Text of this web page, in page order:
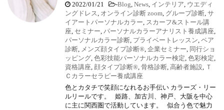
2022/01/21 -Blog, News, インテリア, ウエディ
ングドレス, オンライン診断 zoom, グループ診断, サ
イアートパーソナルカラー, スカーフ&ストール講
座, セミナー, パーソナルカラーアナリスト養成講座,
パーソナルカラー診断, プライベートレッスン, ペア
診断, メンズ顔タイプ診断®, 企業セミナー, 同行ショ
ッピング, 色彩技能パーソナルカラー検定, 色彩検定,
資格講座, 顔タイプ診断®, 骨格診断, 高齢者施設, Ｔ
Ｃカラーセラピー養成講座
色とカタチで笑顔になれるお手伝い カラーズ・リー
ルリールです。 姫路、加古川、神戸、大阪を中心
に主に関西圏で活動しています。 似合う色で魅力